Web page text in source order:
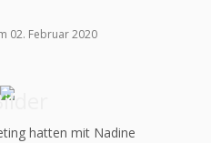
02. Februar 2020
Bilder
hatten mit Nadine